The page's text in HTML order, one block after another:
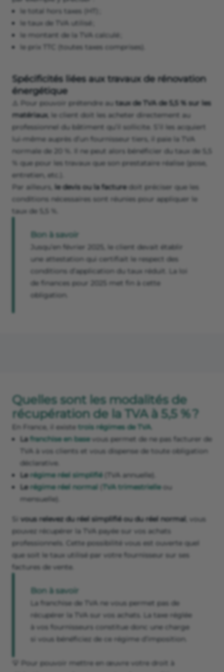
le total hors taxes (HT) ;
le taux de TVA utilisé ;
le montant de la TVA calculé ;
le prix TTC (toutes taxes comprises).
Spécificités liées aux travaux de rénovation
énergétique
⚠️ Pour pouvoir prétendre au taux de TVA de 5,5 % sur les
matériaux, le client doit les acheter directement au
professionnel du bâtiment qu’il sollicite. S’il les acquiert
lui-même auprès d’un fournisseur tiers, il paie la TVA
normale de 20 %. Il ne peut alors bénéficier du taux de 5,5
% que pour les travaux que son prestataire réalise (pose,
entretien, etc.).
Par ailleurs, le devis ou la facturedoit préciser que les
conditions nécessaires sont réunies pour appliquer le
taux de 5,5 %.
Bon à savoir
Jusqu’en février 2025, le client devait établir
une attestation qui certifiait le respect des
conditions d’application du taux réduit. La loi
de finances pour 2025 met fin à cette
obligation.
Quelles sont les modalités de
récupération de la TVA à 5,5 % ?
En France, il existe trois régimes de TVA.
La franchise en basevous permet de ne pas facturer de
TVA à vos clients et vous dispense de toute obligation
déclarative.
Lerégime réel simplifié(TVA annuelle).
Lerégime réel normal TVA trimestrielleou
mensuelle).
vous relevez du réel simplifié ou du réel normal , vous
pouvez récupérer la TVA payée sur vos achats
professionnels. Cette possibilité vous est ouverte quel
que soit le taux utilisé par votre fournisseur sur ses
factures de vente.
Bon à savoir
La franchise de TVA ne vous permet pas de
récupérer la TVA sur vos achats. La taxe réglée
à vos fournisseurs constitue donc une charge
si vous bénéficiez de ce régime d’imposition.
💡 Pour pouvoir mettre en œuvre votre droit à